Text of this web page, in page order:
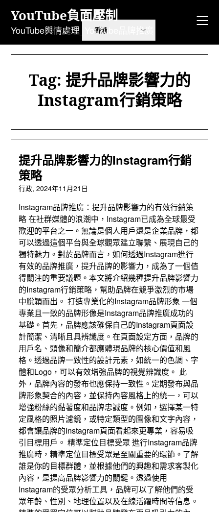
YouTube負面壓制
YouTube輿情處理_YouTube品牌推廣
Tag: 提升品牌影響力的
Instagram行銷策略
提升品牌影響力的Instagram行銷
策略
行政,2024年11月21日
Instagram品牌推廣：提升品牌影響力的有效行銷策
略 在社群媒體的浪潮中，Instagram已成為全球最受
歡迎的平台之一。無論是個人用戶還是企業品牌，都
可以透過這個平台與全球觀眾建立聯繫、展現自己的
獨特魅力。對於品牌而言，如何透過Instagram進行
有效的品牌推廣，提升品牌的影響力，成為了一個值
得關注的重要議題。本文將介紹幾種提升品牌影響力
的Instagram行銷策略，幫助品牌在競爭激烈的市場
中脫穎而出。 打造專業化的Instagram品牌形象 一個
專業且一致的品牌形像是Instagram品牌推廣成功的
基礎。首先，品牌應該確保自己的Instagram頁面設
計簡潔、清晰且具辨識度。在頁面設定方面，品牌的
用戶名、頭像和簡介都應體現品牌的核心價值和風
格。透過品牌一致性的設計元素，如統一的色調、字
體和Logo，可以有效增強品牌的視覺辨識度。 此
外，品牌內容的發布也應保持一致性。定期發布與品
牌形象契合的內容，並保持內容風格上的統一，可以
增強粉絲的黏著度和品牌忠誠度。例如，選擇某一特
定風格的照片濾鏡，或特定類型的圖像和文字內容，
都會讓品牌的Instagram頁面看起來更專業，容易吸
引目標用戶。 精準定位目標受眾 進行Instagram品牌
推廣時，精準定位目標受眾是至關重要的環節。了解
誰是你的目標群體，並根據他們的興趣和需求客製化
內容，是提高品牌影響力的關鍵。透過使用
Instagram的受眾分析工具，品牌可以了解他們的受
眾年齡、性別、地理位置以及在線活躍時間等信息。